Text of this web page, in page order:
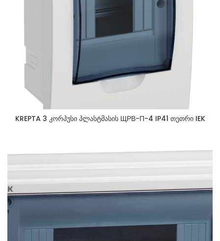
KREPTA 3 კორპუსი პლასტმასის ЩРВ-П-4 IP41 თეთრი IEK